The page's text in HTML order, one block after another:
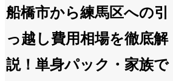
船橋市から練馬区への引
っ越し費用相場を徹底解
説！単身パック・家族で